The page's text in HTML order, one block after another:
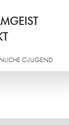
C-JUGEND